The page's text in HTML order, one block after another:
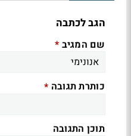
הגב לכתבה
שם המגיב *
כותרת תגובה *
תוכן התגובה